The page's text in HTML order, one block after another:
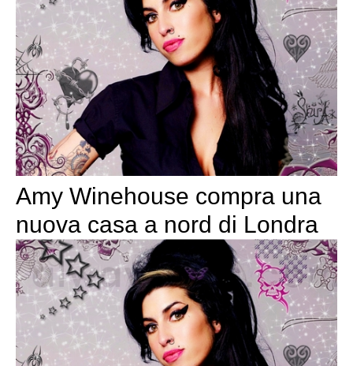
Amy Winehouse compra una
nuova casa a nord di Londra